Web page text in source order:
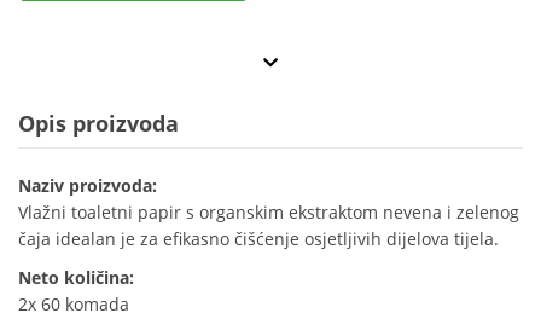
Opis proizvoda
Naziv proizvoda:
Vlažni toaletni papir s organskim ekstraktom nevena i zelenog
čaja idealan je za efikasno čišćenje osjetljivih dijelova tijela.
Neto količina:
2x 60 komada